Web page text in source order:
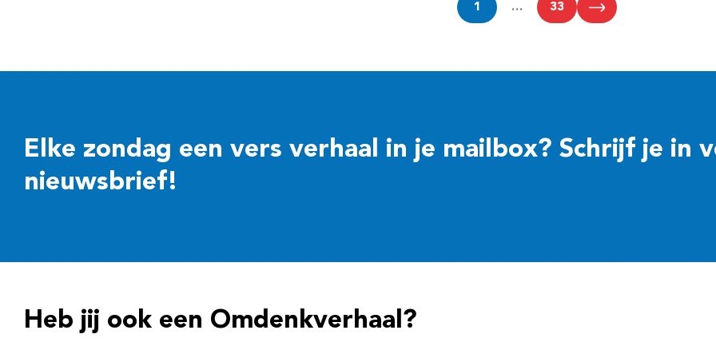
1 … 33
Elke zondag een vers verhaal in je mailbox? Schrijf je in
nieuwsbrief!
Heb jij ook een Omdenkverhaal?